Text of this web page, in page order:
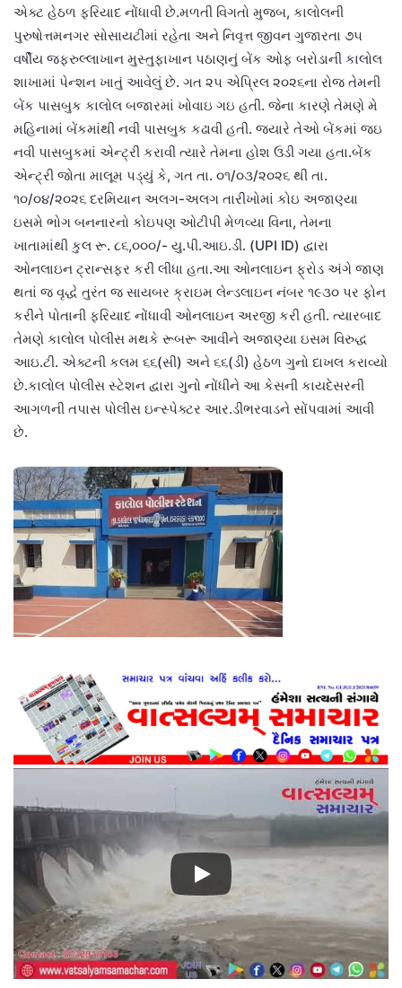
એક્ટ હેઠળ ફરિયાદ નોંધાવી છે.મળતી વિગતો મુજબ, કાલોલની
પુરુષોત્તમનગર સોસાયટીમાં રહેતા અને નિવૃત્ત જીવન ગુજારતા ૭૫
વર્ષીય જફરુલ્લાખાન મુસ્તુફાખાન પઠાણનું બેંક ઓફ બરોડાની કાલોલ
શાખામાં પેન્શન ખાતું આવેલું છે. ગત ૨૫ એપ્રિલ ૨૦૨૬ના રોજ તેમની
બેંક પાસબુક કાલોલ બજારમાં ખોવાઇ ગઇ હતી. જેના કારણે તેમણે મે
મહિનામાં બેંકમાંથી નવી પાસબુક કઢાવી હતી. જ્યારે તેઓ બેંકમાં જઇ
નવી પાસબુકમાં એન્ટ્રી કરાવી ત્યારે તેમના હોશ ઉડી ગયા હતા.બેંક
એન્ટ્રી જોતા માલૂમ પડ્યું કે, ગત તા. ૦૧/૦૩/૨૦૨૬ થી તા.
૧૦/૦૪/૨૦૨૬ દરમિયાન અલગ-અલગ તારીખોમાં કોઇ અજાણ્યા
ઇસમે ભોગ બનનારનો કોઇપણ ઓટીપી મેળવ્યા વિના, તેમના
ખાતામાંથી કુલ રૂ. ૮૬,૦૦૦/- યુ.પી.આઇ.ડી. (UPI ID) દ્વારા
ઓનલાઇન ટ્રાન્સફર કરી લીધા હતા.આ ઓનલાઇન ફ્રોડ અંગે જાણ
થતાં જ વૃદ્ધે તુરંત જ સાયબર ક્રાઇમ લેન્ડલાઇન નંબર ૧૯૩૦ પર ફોન
કરીને પોતાની ફરિયાદ નોંધાવી ઓનલાઇન અરજી કરી હતી. ત્યારબાદ
તેમણે કાલોલ પોલીસ મથકે રૂબરૂ આવીને અજાણ્યા ઇસમ વિરુદ્ધ
આઇ.ટી. એક્ટની કલમ ૬૬(સી) અને ૬૬(ડી) હેઠળ ગુનો દાખલ કરાવ્યો
છે.કાલોલ પોલીસ સ્ટેશન દ્વારા ગુનો નોંધીને આ કેસની કાયદેસરની
આગળની તપાસ પોલીસ ઇન્સ્પેક્ટર આર.ડીભરવાડને સોંપવામાં આવી
છે.